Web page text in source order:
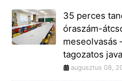
35 perces
óraszám-
meseolvasás
tagozatos
augusztus 08,